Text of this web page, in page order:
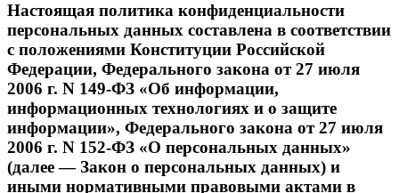
Настоящая политика конфиденциальности
персональных данных составлена в соответствии
с положениями Конституции Российской
Федерации, Федерального закона от 27 июля
2006 г. N 149-ФЗ «Об информации,
информационных технологиях и о защите
информации», Федерального закона от 27 июля
2006 г. N 152-ФЗ «О персональных данных»
(далее — Закон о персональных данных) и
иными нормативными правовыми актами в